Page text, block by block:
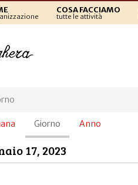
COSA FACCIAMO
tutte le attività
Giorno (scheda
attiva)
Anno
17, 2023